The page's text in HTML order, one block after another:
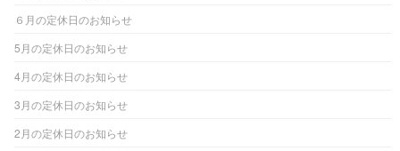
６月の定休日のお知らせ
5月の定休日のお知らせ
4月の定休日のお知らせ
3月の定休日のお知らせ
2月の定休日のお知らせ